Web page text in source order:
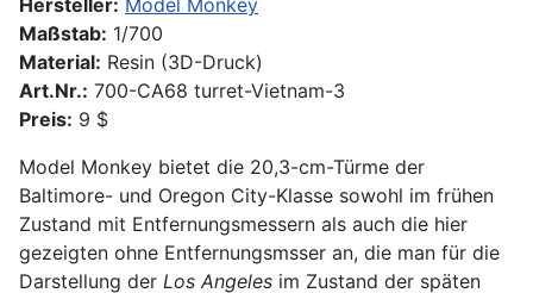
Hersteller: Model Monkey
Maßstab: 1/700
Material: Resin (3D-Druck)
Art.Nr.: 700-CA68 turret-Vietnam-3
Preis: 9 $
Model Monkey bietet die 20,3-cm-Türme der
Baltimore- und Oregon City-Klasse sowohl im frühen
Zustand mit Entfernungsmessern als auch die hier
gezeigten ohne Entfernungsmsser an, die man für die
Darstellung der Los Angeles im Zustand der späten